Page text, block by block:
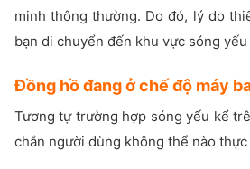
minh thông thường. Do đó, lý do
bạn di chuyển đến khu vực sóng
Đồng hồ đang ở chế độ máy
Tương tự trường hợp sóng yếu kể
chắn người dùng không thể nào